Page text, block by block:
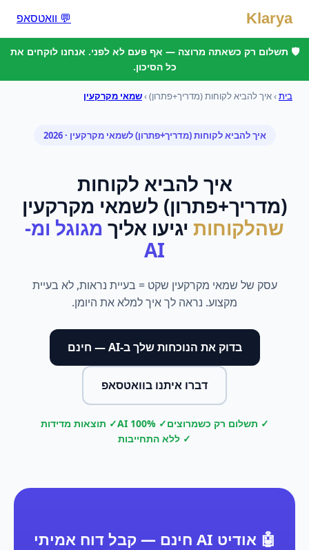
Klarya 💬 וואטסאפ
🛡️ תשלום רק כשאתה מרוצה — אף פעם לא לפני. אנחנו לוקחים את
כל הסיכון.
בית›איך להביא לקוחות (מדריך+פתרון)›שמאי מקרקעין
איך להביא לקוחות (מדריך+פתרון)לשמאי מקרקעין · 2026
איך להביא לקוחות
(מדריך+פתרון) לשמאי מקרקעין
שהלקוחות יגיעו אליך מגוגל ומ-
AI
עסק של שמאי מקרקעין שקט = בעיית נראות, לא בעיית
מקצוע. נראה לך איך למלא את היומן.
בדוק את הנוכחות שלך ב-AI — חינם
דברו איתנו בוואטסאפ
✓ תשלום רק כשמרוצים✓ 100% AI
✓ תוצאות מדידות
✓ ללא התחייבות
🤖 אודיט AI חינם — קבל דוח אמיתי